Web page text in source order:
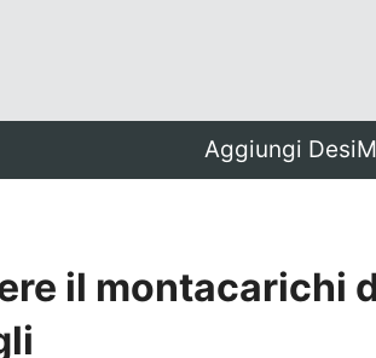
Aggiungi
il montacarichi